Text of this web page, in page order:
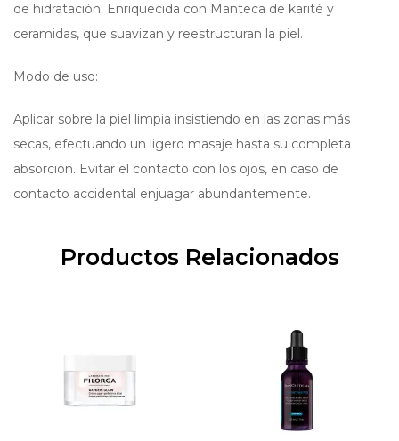
de hidratación. Enriquecida con Manteca de karité y
ceramidas, que suavizan y reestructuran la piel.
Modo de uso:
Aplicar sobre la piel limpia insistiendo en las zonas más
secas, efectuando un ligero masaje hasta su completa
absorción. Evitar el contacto con los ojos, en caso de
contacto accidental enjuagar abundantemente.
Productos Relacionados